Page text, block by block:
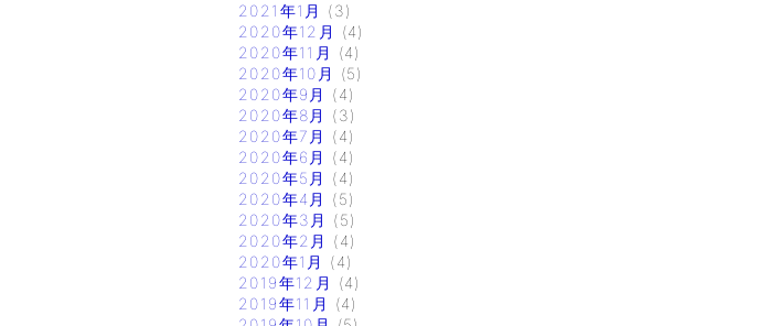
2021年1月
(3)
2020年12月
(4)
2020年11月
(4)
2020年10月
(5)
2020年9月
(4)
2020年8月
(3)
2020年7月
(4)
2020年6月
(4)
2020年5月
(4)
2020年4月
(5)
2020年3月
(5)
2020年2月
(4)
2020年1月
(4)
2019年12月
(4)
2019年11月
(4)